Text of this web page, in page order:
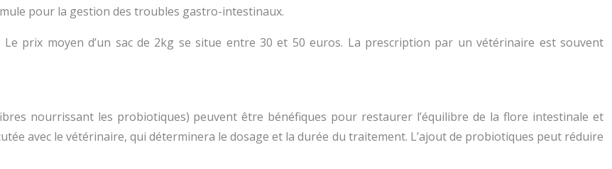
pour la gestion des troubles gastro-intestinaux.
prix moyen d’un sac de 2kg se situe entre 30 et 50 euros. La prescription par un vétérinaire est souvent
nourrissant les probiotiques) peuvent être bénéfiques pour restaurer l’équilibre de la flore intestinale et
avec le vétérinaire, qui déterminera le dosage et la durée du traitement. L’ajout de probiotiques peut réduire